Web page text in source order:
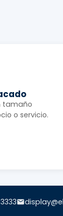
tamaño
o servicio.